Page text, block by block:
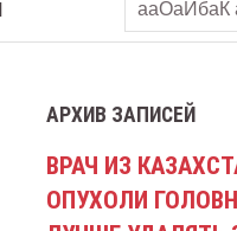
АРХИВ ЗАПИСЕЙ
ВРАЧ ИЗ
ОПУХОЛИ